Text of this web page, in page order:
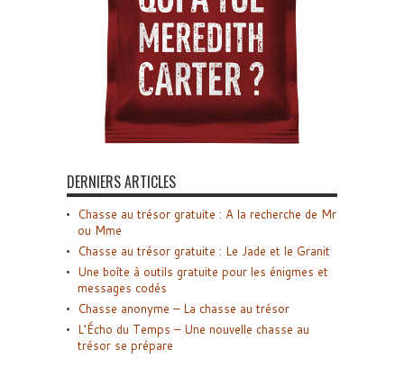
DERNIERS ARTICLES
Chasse au trésor gratuite : A la recherche de Mr
ou Mme
Chasse au trésor gratuite : Le Jade et le Granit
Une boîte à outils gratuite pour les énigmes et
messages codés
Chasse anonyme – La chasse au trésor
L’Écho du Temps – Une nouvelle chasse au
trésor se prépare